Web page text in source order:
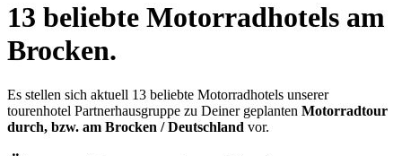
13 beliebte Motorradhotels am
Brocken.
Es stellen sich aktuell 13 beliebte Motorradhotels unserer
tourenhotel Partnerhausgruppe zu Deiner geplanten Motorradtour
durch, bzw. am Brocken / Deutschland vor.